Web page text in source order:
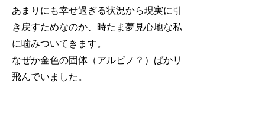
あまりにも幸せ過ぎる状況から現実に引
き戻すためなのか、時たま夢見心地な私
に噛みついてきます。
なぜか金色の固体（アルビノ？）ばかリ
飛んでいました。